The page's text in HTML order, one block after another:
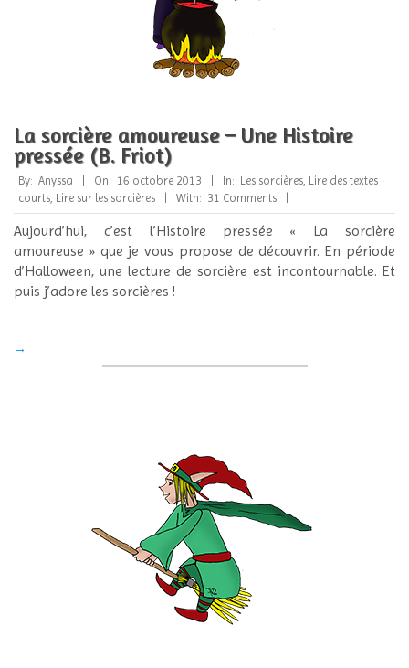
La sorcière amoureuse – Une Histoire
pressée (B. Friot)
2013-
10-
16
By: Anyssa On: 16 octobre 2013 In: Les sorcières, Lire des textes
courts, Lire sur les sorcières With: 31 Comments
Aujourd’hui, c’est l’Histoire pressée « La sorcière
amoureuse » que je vous propose de découvrir. En période
d’Halloween, une lecture de sorcière est incontournable. Et
puis j’adore les sorcières !
→